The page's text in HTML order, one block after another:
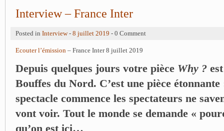
Interview – France Inter
Posted in Interview- 8 juillet 2019 - 0 Comment
Ecouter l’émission – France Inter 8 juillet 2019
Depuis quelques jours votre pièce Why ?
Bouffes du Nord. C’est une pièce
spectacle commence les spectateurs ne
vont voir. Tout le monde se demande «
qu’on est ici…